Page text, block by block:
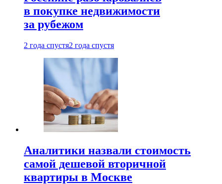
в покупке недвижимости
за рубежом
2 года спустя2 года спустя
Аналитики назвали стоимость
самой дешевой вторичной
квартиры в Москве